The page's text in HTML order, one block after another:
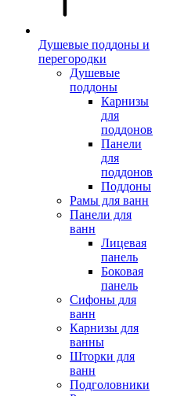
Душевые поддоны и
перегородки
Душевые
поддоны
Карнизы
для
поддонов
Панели
для
поддонов
Поддоны
Рамы для ванн
Панели для
ванн
Лицевая
панель
Боковая
панель
Сифоны для
ванн
Карнизы для
ванны
Шторки для
ванн
Подголовники